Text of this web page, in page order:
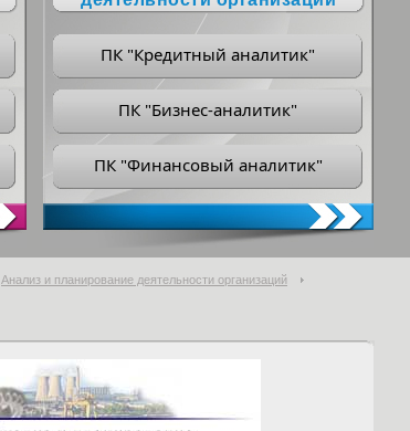
ПК "Кредитный аналитик"
ПК "Бизнес-аналитик"
ПК "Финансовый аналитик"
Анализ и планирование деятельности организаций